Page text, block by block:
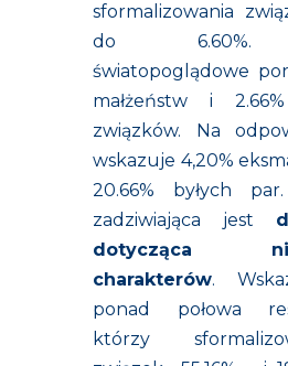
sformalizowania
do 6.60%.
światopoglądowe
małżeństw i
związków. Na
wskazuje 4,20%
20.66% byłych
zadziwiająca jest
dotycząca
charakterów.
ponad połowa
którzy